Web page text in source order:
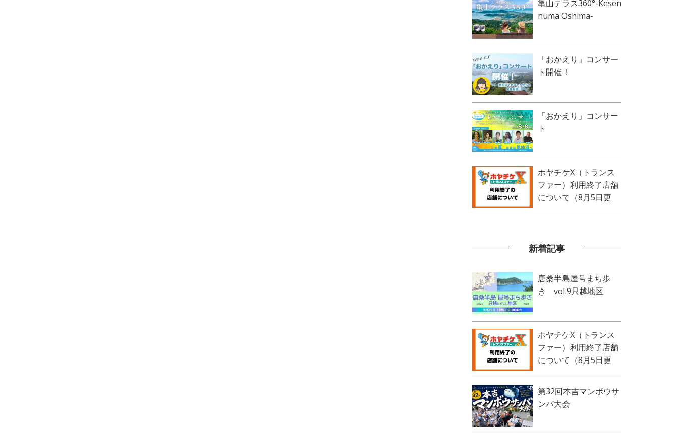
亀山テラス360°-Kesen
numa Oshima-
「おかえり」コンサー
ト開催！
「おかえり」コンサー
ト
ホヤチケX（トランス
ファー）利用終了店舗
について（8月5日更
新着記事
唐桑半島屋号まち歩
き vol.9只越地区
ホヤチケX（トランス
ファー）利用終了店舗
について（8月5日更
第32回本吉マンボウサ
ンバ大会